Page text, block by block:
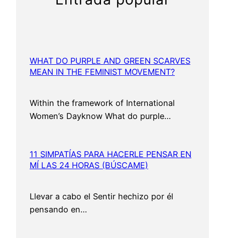
WHAT DO PURPLE AND GREEN SCARVES
MEAN IN THE FEMINIST MOVEMENT?
Within the framework of International
Women’s Dayknow What do purple…
11 SIMPATÍAS PARA HACERLE PENSAR EN
MÍ LAS 24 HORAS (BÚSCAME)
Llevar a cabo el Sentir hechizo por él
pensando en…